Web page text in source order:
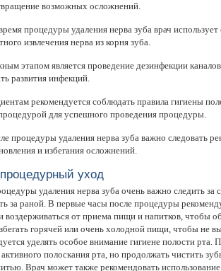
возможных осложнений.
процедуры удаления нерва зуба врач
извлечения нерва из корня зуба.
этапом является проведение дезинфекции
развития инфекций.
рекомендуется соблюдать правила гигиены
для успешного проведения процедуры.
процедуры удаления нерва зуба важно следовать
и избегания осложнений.
уход
удаления нерва зуба очень важно следить за
за раной. В первые часы после процедуры
воздерживаться от приема пищи и напитков, чтобы
горячей или очень холодной пищи, чтобы не
уделять особое внимание гигиене полости рта.
активного полоскания рта, но продолжать чистить
Врач может также рекомендовать